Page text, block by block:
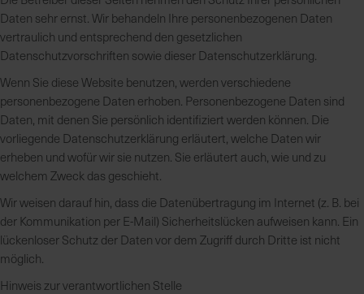
Daten sehr ernst. Wir behandeln Ihre personenbezogenen Daten
vertraulich und entsprechend den gesetzlichen
Datenschutzvorschriften sowie dieser Datenschutzerklärung.
Wenn Sie diese Website benutzen, werden verschiedene
personenbezogene Daten erhoben. Personenbezogene Daten sind
Daten, mit denen Sie persönlich identifiziert werden können. Die
vorliegende Datenschutzerklärung erläutert, welche Daten wir
erheben und wofür wir sie nutzen. Sie erläutert auch, wie und zu
welchem Zweck das geschieht.
Wir weisen darauf hin, dass die Datenübertragung im Internet (z. B. bei
der Kommunikation per E-Mail) Sicherheitslücken aufweisen kann. Ein
lückenloser Schutz der Daten vor dem Zugriff durch Dritte ist nicht
möglich.
Hinweis zur verantwortlichen Stelle